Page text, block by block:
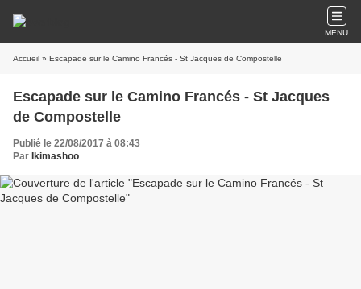
MENU
Accueil » Escapade sur le Camino Francés - St Jacques de Compostelle
Escapade sur le Camino Francés - St Jacques
de Compostelle
Publié le 22/08/2017 à 08:43
Par Ikimashoo